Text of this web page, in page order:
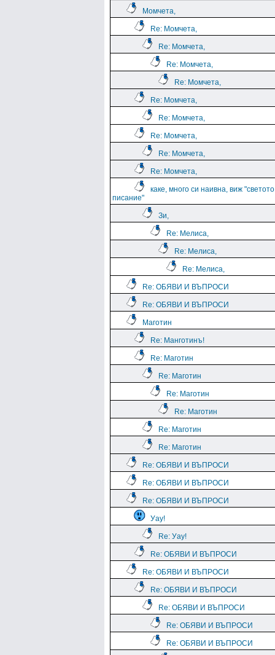
Момчета,
Re: Момчета,
Re: Момчета,
Re: Момчета,
Re: Момчета,
Re: Момчета,
Re: Момчета,
Re: Момчета,
Re: Момчета,
Re: Момчета,
каке, много си наивна, виж "светото
писание"
Зи,
Re: Мелиса,
Re: Мелиса,
Re: Мелиса,
Re: ОБЯВИ И ВЪПРОСИ
Re: ОБЯВИ И ВЪПРОСИ
Маготин
Re: Манготинъ!
Re: Маготин
Re: Маготин
Re: Маготин
Re: Маготин
Re: Маготин
Re: Маготин
Re: ОБЯВИ И ВЪПРОСИ
Re: ОБЯВИ И ВЪПРОСИ
Re: ОБЯВИ И ВЪПРОСИ
Уау!
Re: Уау!
Re: ОБЯВИ И ВЪПРОСИ
Re: ОБЯВИ И ВЪПРОСИ
Re: ОБЯВИ И ВЪПРОСИ
Re: ОБЯВИ И ВЪПРОСИ
Re: ОБЯВИ И ВЪПРОСИ
Re: ОБЯВИ И ВЪПРОСИ